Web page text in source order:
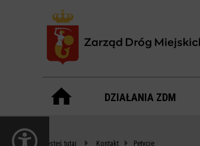
PETYCJE
DZIAŁANIA ZDM
Jesteś tutaj Kontakt Petycje
panel